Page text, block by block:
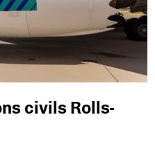
civils Rolls-